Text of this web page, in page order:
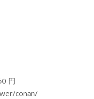
円
conan/